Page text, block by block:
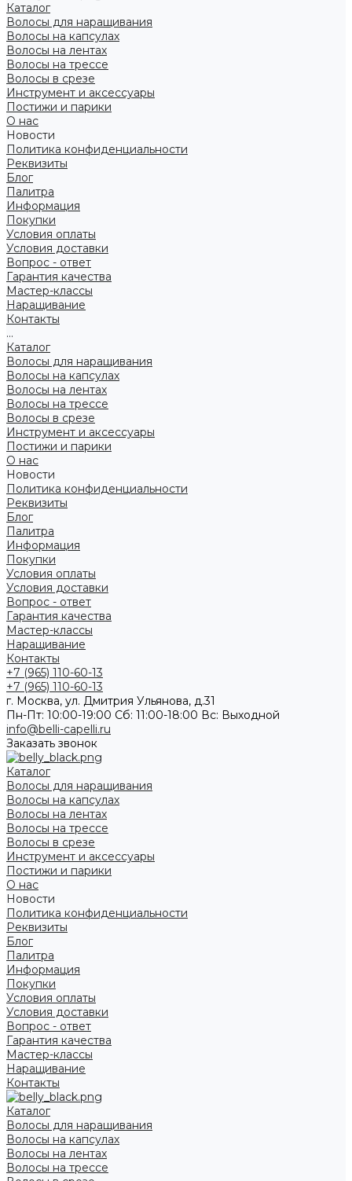
Каталог
Волосы для наращивания
Волосы на капсулах
Волосы на лентах
Волосы на трессе
Волосы в срезе
Инструмент и аксессуары
Постижи и парики
О нас
Новости
Политика конфиденциальности
Реквизиты
Блог
Палитра
Информация
Покупки
Условия оплаты
Условия доставки
Вопрос - ответ
Гарантия качества
Мастер-классы
Наращивание
Контакты
...
Каталог
Волосы для наращивания
Волосы на капсулах
Волосы на лентах
Волосы на трессе
Волосы в срезе
Инструмент и аксессуары
Постижи и парики
О нас
Новости
Политика конфиденциальности
Реквизиты
Блог
Палитра
Информация
Покупки
Условия оплаты
Условия доставки
Вопрос - ответ
Гарантия качества
Мастер-классы
Наращивание
Контакты
+7 (965) 110-60-13
+7 (965) 110-60-13
г. Москва, ул. Дмитрия Ульянова, д.31
Пн-Пт: 10:00-19:00 Cб: 11:00-18:00 Вс: Выходной
info@belli-capelli.ru
Заказать звонок
Каталог
Волосы для наращивания
Волосы на капсулах
Волосы на лентах
Волосы на трессе
Волосы в срезе
Инструмент и аксессуары
Постижи и парики
О нас
Новости
Политика конфиденциальности
Реквизиты
Блог
Палитра
Информация
Покупки
Условия оплаты
Условия доставки
Вопрос - ответ
Гарантия качества
Мастер-классы
Наращивание
Контакты
Каталог
Волосы для наращивания
Волосы на капсулах
Волосы на лентах
Волосы на трессе